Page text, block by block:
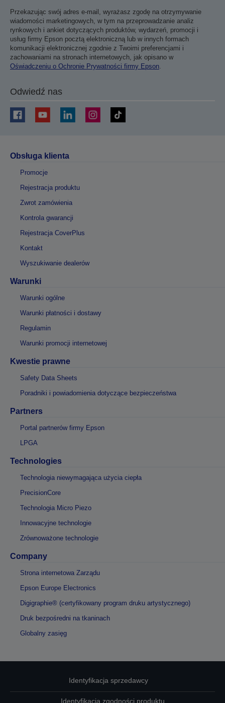
Przekazując swój adres e-mail, wyrażasz zgodę na otrzymywanie
wiadomości marketingowych, w tym na przeprowadzanie analiz
rynkowych i ankiet dotyczących produktów, wydarzeń, promocji i
usług firmy Epson pocztą elektroniczną lub w innych formach
komunikacji elektronicznej zgodnie z Twoimi preferencjami i
zachowaniami na stronach internetowych, jak opisano w
Oświadczeniu o Ochronie Prywatności firmy Epson.
Odwiedź nas
Obsługa klienta
Promocje
Rejestracja produktu
Zwrot zamówienia
Kontrola gwarancji
Rejestracja CoverPlus
Kontakt
Wyszukiwanie dealerów
Warunki
Warunki ogólne
Warunki płatności i dostawy
Regulamin
Warunki promocji internetowej
Kwestie prawne
Safety Data Sheets
Poradniki i powiadomienia dotyczące bezpieczeństwa
Partners
Portal partnerów firmy Epson
LPGA
Technologies
Technologia niewymagająca użycia ciepła
PrecisionCore
Technologia Micro Piezo
Innowacyjne technologie
Zrównoważone technologie
Company
Strona internetowa Zarządu
Epson Europe Electronics
Digigraphie® (certyfikowany program druku artystycznego)
Druk bezpośredni na tkaninach
Globalny zasięg
Identyfikacja sprzedawcy
Identyfikacja zgodności produktu